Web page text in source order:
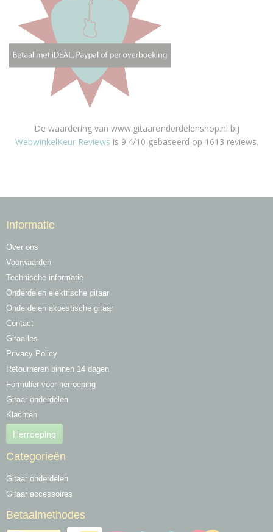
De waardering van www.gitaaronderdelenshop.nl bij
WebwinkelKeur Reviews is 9.4/10 gebaseerd op 1613 reviews.
Informatie
Over ons
Voorwaarden
Technische informatie
Onderdelen elektrische gitaar
Onderdelen akoestische gitaar
Contact
Gitaarles
Privacy Policy
Retourneren binnen 14 dagen
Formulier voor herroeping
Gitaar onderdelen
Klachten
Herroeping
Categorieën
Gitaar onderdelen
Gitaar accessoires
Betaalmethodes